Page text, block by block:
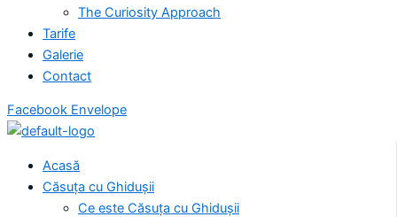
The Curiosity Approach
Tarife
Galerie
Contact
Facebook Envelope
Acasă
Căsuța cu Ghidușii
Ce este Căsuța cu Ghidușii